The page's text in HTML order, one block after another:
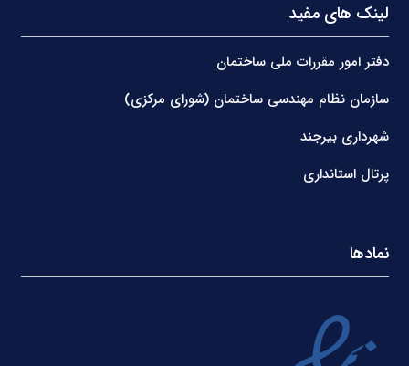
لینک های مفید
دفتر امور مقررات ملی ساختمان
سازمان نظام مهندسی ساختمان (شورای مرکزی)
شهرداری بیرجند
پرتال استانداری
نمادها